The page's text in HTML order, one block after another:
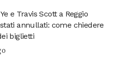
e Travis Scott a Reggio
annullati: come chiedere
biglietti